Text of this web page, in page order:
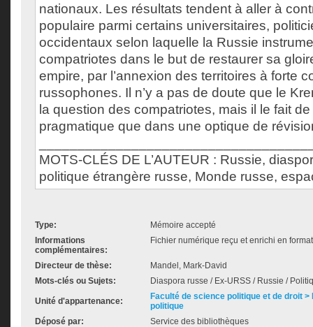
nationaux. Les résultats tendent à aller à
populaire parmi certains universitaires,
occidentaux selon laquelle la Russie
compatriotes dans le but de restaurer sa
empire, par l’annexion des territoires à forte
russophones. Il n’y a pas de doute que le
la question des compatriotes, mais il le fait
pragmatique que dans une optique de
MOTS-CLÉS DE L’AUTEUR : Russie,
politique étrangère russe, Monde russe,
Type:
Mémoire accepté
Informations
complémentaires:
Fichier numérique reçu et enrichi en
Directeur de thèse:
Mandel, Mark-David
Mots-clés ou Sujets:
Diaspora russe / Ex-URSS / Russie /
Unité d'appartenance:
Faculté de science politique et de droit
politique
Déposé par:
Service des bibliothèques